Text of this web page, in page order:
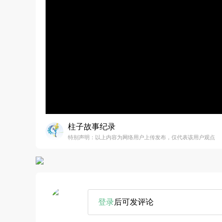
柱子故事纪录
特别声明：以上内容为网络用户上传发布，仅代表该用户观点
登录后可发评论